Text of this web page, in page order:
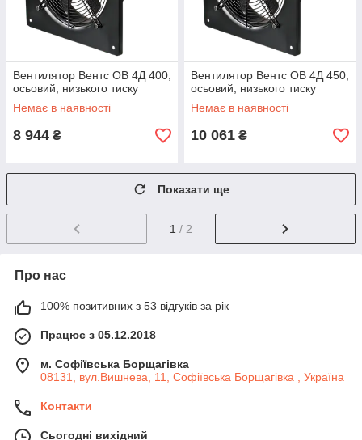
Вентилятор Вентс ОВ 4Д 400,
осьовий, низького тиску
Немає в наявності
8 944 ₴
Вентилятор Вентс ОВ 4Д 450,
осьовий, низького тиску
Немає в наявності
10 061 ₴
Показати ще
1 / 2
Про нас
100% позитивних з 53 відгуків за рік
Працює з 05.12.2018
м. Софіївська Борщагівка
08131, вул.Вишнева, 11, Софіївська Борщагівка , Україна
Контакти
Сьогодні вихідний